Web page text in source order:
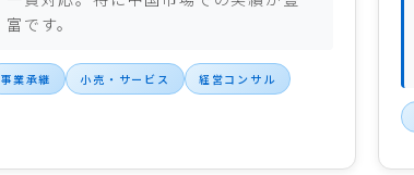
富です。
事業承継 小売・サービス 経営コンサル